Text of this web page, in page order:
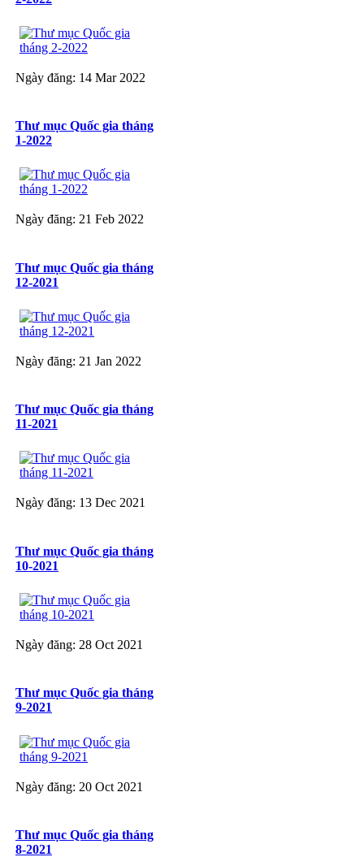
Ngày đăng: 14 Mar 2022
Thư mục Quốc gia tháng
1-2022
Ngày đăng: 21 Feb 2022
Thư mục Quốc gia tháng
12-2021
Ngày đăng: 21 Jan 2022
Thư mục Quốc gia tháng
11-2021
Ngày đăng: 13 Dec 2021
Thư mục Quốc gia tháng
10-2021
Ngày đăng: 28 Oct 2021
Thư mục Quốc gia tháng
9-2021
Ngày đăng: 20 Oct 2021
Thư mục Quốc gia tháng
8-2021